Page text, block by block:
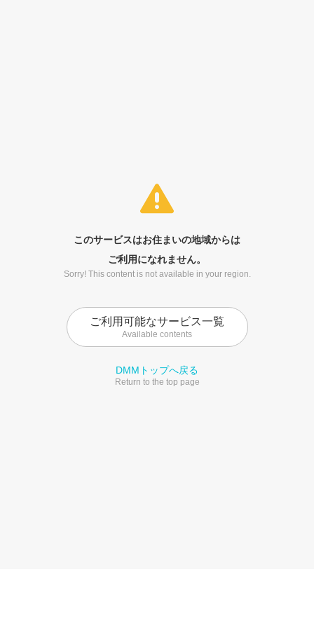
このサービスはお住まいの地域からは
ご利用になれません。
Sorry! This content is not available in your region.
ご利用可能なサービス一覧
Available contents
DMMトップへ戻る
Return to the top page